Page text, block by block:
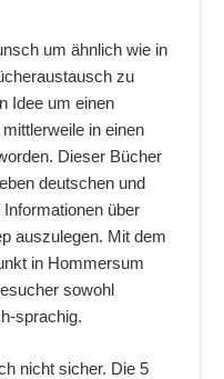
um ähnlich wie in
zu
Idee um einen
in einen
Dieser Bücher
deutschen und
über
auszulegen. Mit dem
in Hommersum
sowohl
sprachig.
nicht sicher. Die 5